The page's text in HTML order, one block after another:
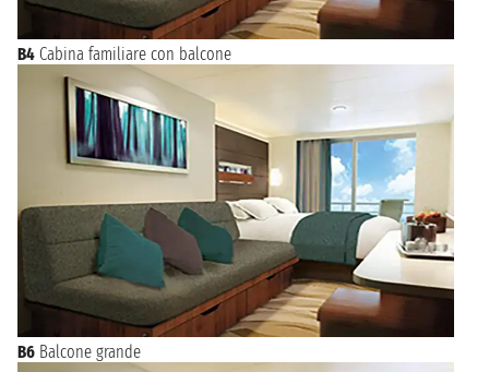
B4 Cabina familiare con balcone
B6 Balcone grande